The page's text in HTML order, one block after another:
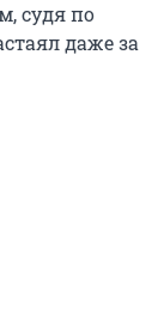
судя по
даже за